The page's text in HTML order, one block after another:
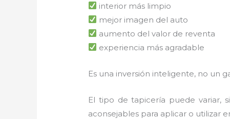
interior más limpio
mejor imagen del auto
aumento del valor de reventa
experiencia más agradable
Es una inversión inteligente, no un
El tipo de tapicería puede variar,
aconsejables para aplicar o utilizar